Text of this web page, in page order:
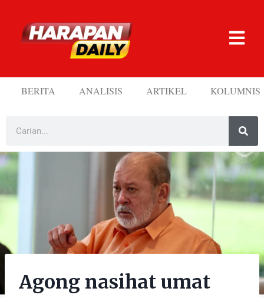
BERITA ANALISIS ARTIKEL KOLUMNIS
Agong nasihat umat